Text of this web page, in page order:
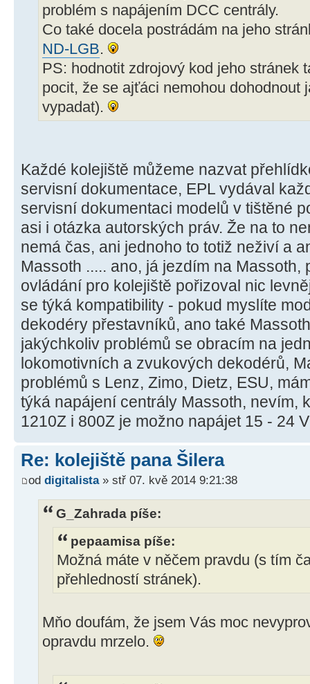
problém s napájením DCC centrály.
Co také docela postrádám na jeho
ND-LGB.
PS: hodnotit zdrojový kod jeho stránek
pocit, že se ajťáci nemohou dohodnout
vypadat).
Každé kolejiště můžeme nazvat
servisní dokumentace, EPL vydával
servisní dokumentaci modelů v tištěné
asi i otázka autorských práv. Že na to
nemá čas, ani jednoho to totiž neživí a
Massoth ..... ano, já jezdím na Massoth,
ovládání pro kolejiště pořizoval nic
se týká kompatibility - pokud myslíte
dekodéry přestavníků, ano také
jakýchkoliv problémů se obracím na
lokomotivních a zvukových dekodérů,
problémů s Lenz, Zimo, Dietz, ESU,
týká napájení centrály Massoth, nevím,
1210Z i 800Z je možno napájet 15 - 24
Re: kolejiště pana Šilera
od digitalista» stř 07. kvě 2014 9:21:38
G_Zahrada píše:
pepaamisa píše:
Možná máte v něčem pravdu (s tím
přehledností stránek).
Mňo doufám, že jsem Vás moc
opravdu mrzelo.